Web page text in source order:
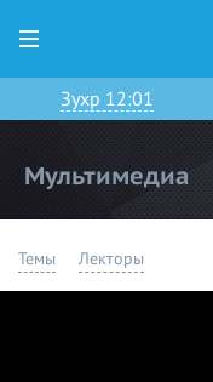
Зухр 12:01
Мультимедиа
Темы Лекторы